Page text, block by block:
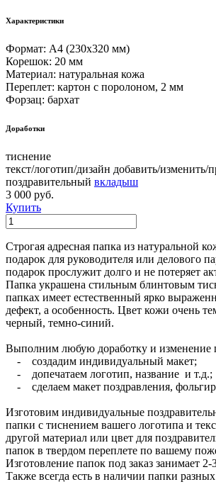
Характеристики
Формат: А4 (230х320 мм)
Корешок: 20 мм
Материал: натуральная кожа
Переплет: картон с поролоном, 2 мм
Форзац: бархат
Доработки
тиснение
текст/логотип/дизайн добавить/изменить/
поздравительный вкладыш
3 000 руб.
Купить
Строгая адресная папка из натуральной
подарок для руководителя или делового
подарок прослужит долго и не потеряет
Папка украшена стильным блинтовым
папках имеет естественный ярко
дефект, а особенность. Цвет кожи очень
черный, темно-синий.
Выполним любую доработку и изменение
- создадим индивидуальный макет;
- допечатаем логотип, название и т.д.;
- сделаем макет поздравления,
Изготовим индивидуальные
папки с тиснением вашего логотипа и
другой материал или цвет для
папок в твердом переплете по вашему
Изготовление папок под заказ занимает 2-
Также всегда есть в наличии папки